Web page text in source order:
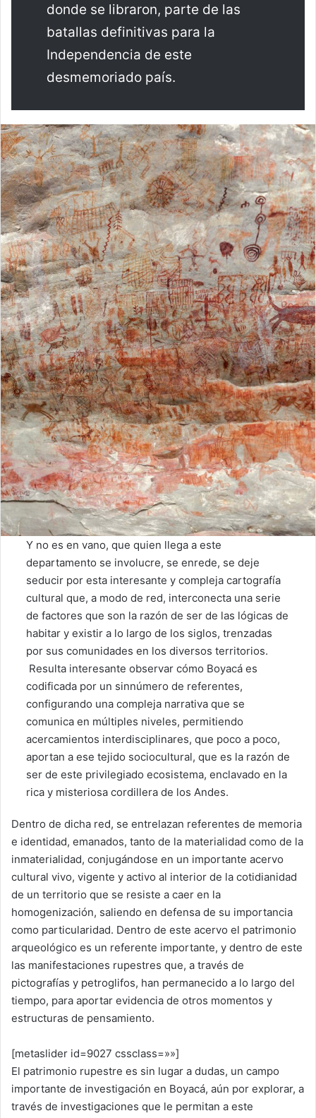
donde se libraron, parte de las
batallas definitivas para la
Independencia de este
desmemoriado país.
Y no es en vano, que quien llega a este
departamento se involucre, se enrede, se deje
seducir por esta interesante y compleja cartografía
cultural que, a modo de red, interconecta una serie
de factores que son la razón de ser de las lógicas de
habitar y existir a lo largo de los siglos, trenzadas
por sus comunidades en los diversos territorios.
Resulta interesante observar cómo Boyacá es
codificada por un sinnúmero de referentes,
configurando una compleja narrativa que se
comunica en múltiples niveles, permitiendo
acercamientos interdisciplinares, que poco a poco,
aportan a ese tejido sociocultural, que es la razón de
ser de este privilegiado ecosistema, enclavado en la
rica y misteriosa cordillera de los Andes.
Dentro de dicha red, se entrelazan referentes de memoria
e identidad, emanados, tanto de la materialidad como de la
inmaterialidad, conjugándose en un importante acervo
cultural vivo, vigente y activo al interior de la cotidianidad
de un territorio que se resiste a caer en la
homogenización, saliendo en defensa de su importancia
como particularidad. Dentro de este acervo el patrimonio
arqueológico es un referente importante, y dentro de este
las manifestaciones rupestres que, a través de
pictografías y petroglifos, han permanecido a lo largo del
tiempo, para aportar evidencia de otros momentos y
estructuras de pensamiento.
[metaslider id=9027 cssclass=»»]
El patrimonio rupestre es sin lugar a dudas, un campo
importante de investigación en Boyacá, aún por explorar, a
través de investigaciones que le permitan a este